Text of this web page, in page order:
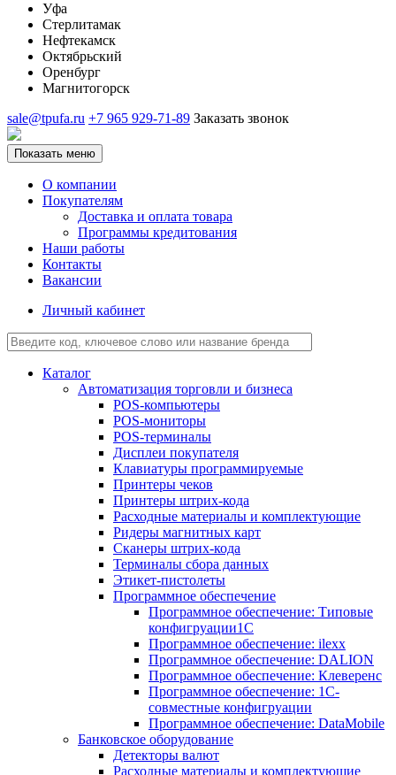
Уфа
Стерлитамак
Нефтекамск
Октябрьский
Оренбург
Магнитогорск
sale@tpufa.ru +7 965 929-71-89 Заказать звонок
Показать меню
О компании
Покупателям
Доставка и оплата товара
Программы кредитования
Наши работы
Контакты
Вакансии
Личный кабинет
Каталог
Автоматизация торговли и бизнеса
POS-компьютеры
POS-мониторы
POS-терминалы
Дисплеи покупателя
Клавиатуры программируемые
Принтеры чеков
Принтеры штрих-кода
Расходные материалы и комплектующие
Ридеры магнитных карт
Сканеры штрих-кода
Терминалы сбора данных
Этикет-пистолеты
Программное обеспечение
Программное обеспечение: Типовые
конфигруации1С
Программное обеспечение: ilexx
Программное обеспечение: DALION
Программное обеспечение: Клеверенс
Программное обеспечение: 1С-
совместные конфигруации
Программное обеспечение: DataMobile
Банковское оборудование
Детекторы валют
Расходные материалы и комплектующие